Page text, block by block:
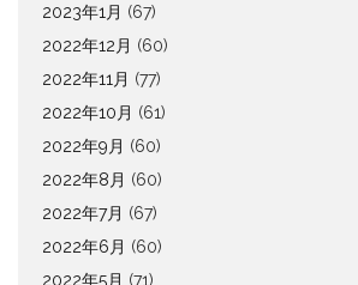
2023年1月 (67)
2022年12月 (60)
2022年11月 (77)
2022年10月 (61)
2022年9月 (60)
2022年8月 (60)
2022年7月 (67)
2022年6月 (60)
2022年5月 (71)